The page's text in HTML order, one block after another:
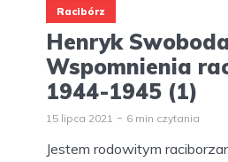
Racibórz
Henryk
Wspomnienia
1944-1945 (1)
15 lipca 2021 6 min czytania
Jestem rodowitym